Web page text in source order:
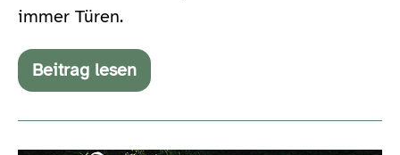
immer Türen.
Beitrag lesen
Von
elektrischer
mehr